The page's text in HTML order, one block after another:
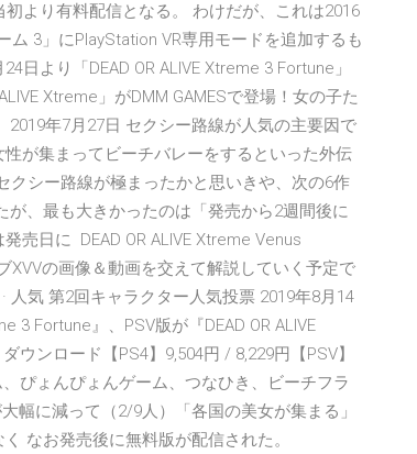
より有料配信となる。 わけだが、これは2016
3」にPlayStation VR専用モードを追加するも
より「DEAD OR ALIVE Xtreme 3 Fortune」
Xtreme」がDMM GAMESで登場！女の子た
年7月27日 セクシー路線が人気の主要因で
が集まってビーチバレーをするといった外伝
クシー路線が極まったかと思いきや、次の6作
、最も大きかったのは「発売から2週間後に
売日に DEAD OR ALIVE Xtreme Venus
XVVの画像＆動画を交えて解説していく予定で
人気 第2回キャラクター人気投票 2019年8月14
3 Fortune』、PSV版が『DEAD OR ALIVE
ンロード【PS4】9,504円 / 8,229円【PSV】
ぴょんぴょんゲーム、つなひき、ビーチフラ
幅に減って（2/9人）「各国の美女が集まる」
なお発売後に無料版が配信された。